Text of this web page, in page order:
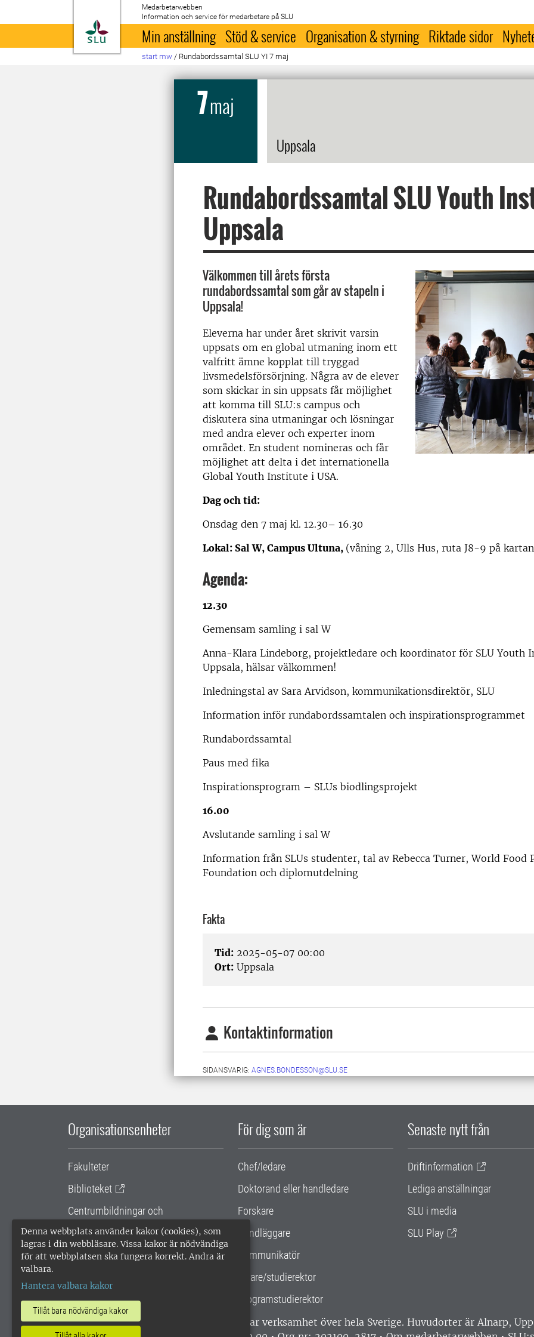
Denna webbplats använder kakor (cookies), som
lagras i din webbläsare. Vissa kakor är nödvändiga
för att webbplatsen ska fungera korrekt. Andra är
valbara.
Hantera valbara kakor
Tillåt bara nödvändiga kakor
Till startsida
Medarbetarwebben
Information och service för medarbetare på SLU
Min anställning Stöd & service Organisation & styrning Riktade sidor
start mw / Rundabordssamtal SLU YI 7 maj
7maj
Uppsala
Rundabordssamtal SLU Youth
Uppsala
Välkommen till årets första
rundabordssamtal som går av stapeln i
Uppsala!
Eleverna har under året skrivit varsin
uppsats om en global utmaning inom ett
valfritt ämne kopplat till tryggad
livsmedelsförsörjning. Några av de elever
som skickar in sin uppsats får möjlighet
att komma till SLU:s campus och
diskutera sina utmaningar och lösningar
med andra elever och experter inom
området. En student nomineras och får
möjlighet att delta i det internationella
Global Youth Institute i USA.
Dag och tid:
Onsdag den 7 maj kl. 12.30– 16.30
Lokal: Sal W, Campus Ultuna, (våning 2, Ulls Hus, ruta J8-9 på
Agenda:
12.30
Gemensam samling i sal W
Anna-Klara Lindeborg, projektledare och koordinator för SLU Youth
Uppsala, hälsar välkommen!
Inledningstal av Sara Arvidson, kommunikationsdirektör, SLU
Information inför rundabordssamtalen och inspirationsprogrammet
Rundabordssamtal
Paus med fika
Inspirationsprogram – SLUs biodlingsprojekt
16.00
Avslutande samling i sal W
Information från SLUs studenter, tal av Rebecca Turner, World Food
Foundation och diplomutdelning
Fakta
Tid: 2025-05-07 00:00
Ort: Uppsala
Kontaktinformation
SIDANSVARIG: AGNES.BONDESSON@SLU.SE
Organisationsenheter
Fakulteter
Biblioteket
Centrumbildningar och
samarbetsprojekt
Gemensamma verksamhetsstödet
För dig som är
Chef/ledare
Doktorand eller handledare
Forskare
Handläggare
Kommunikatör
Lärare/studierektor
Programstudierektor
Senaste nytt från
Driftinformation
Lediga anställningar
SLU i media
SLU Play
SLU, Sveriges lantbruksuniversitet, har verksamhet över hela Sverige. Huvudorter är Alnarp,